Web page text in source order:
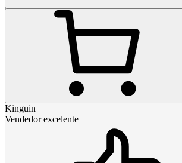
Kinguin
Vendedor excelente